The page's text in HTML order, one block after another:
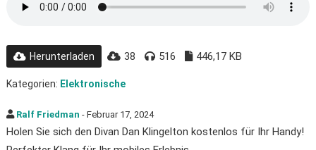
Herunterladen 38 516 446,17 KB
Kategorien: Elektronische
Ralf Friedman - Februar 17, 2024
Holen Sie sich den Divan Dan Klingelton kostenlos für Ihr Handy!